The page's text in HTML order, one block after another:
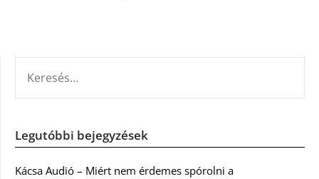
Legutóbbi bejegyzések
Kácsa Audió – Miért nem érdemes spórolni a